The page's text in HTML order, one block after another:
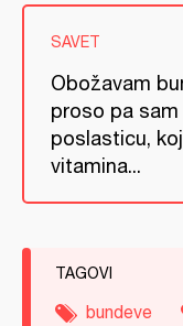
SAVET
Obožavam
proso pa
poslasticu,
vitamina...
TAGOVI
bundeve